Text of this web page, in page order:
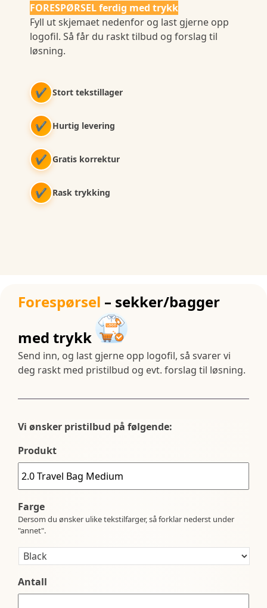
FORESPØRSEL ferdig med trykk
Fyll ut skjemaet nedenfor og last gjerne opp
logofil. Så får du raskt tilbud og forslag til
løsning.
✔ Stort tekstillager
✔ Hurtig levering
✔ Gratis korrektur
✔ Rask trykking
Forespørsel – sekker/bagger
med trykk
Send inn, og last gjerne opp logofil, så svarer vi
deg raskt med pristilbud og evt. forslag til løsning.
Vi ønsker pristilbud på følgende:
Produkt
Farge
Dersom du ønsker ulike tekstilfarger, så forklar nederst under
"annet".
Antall